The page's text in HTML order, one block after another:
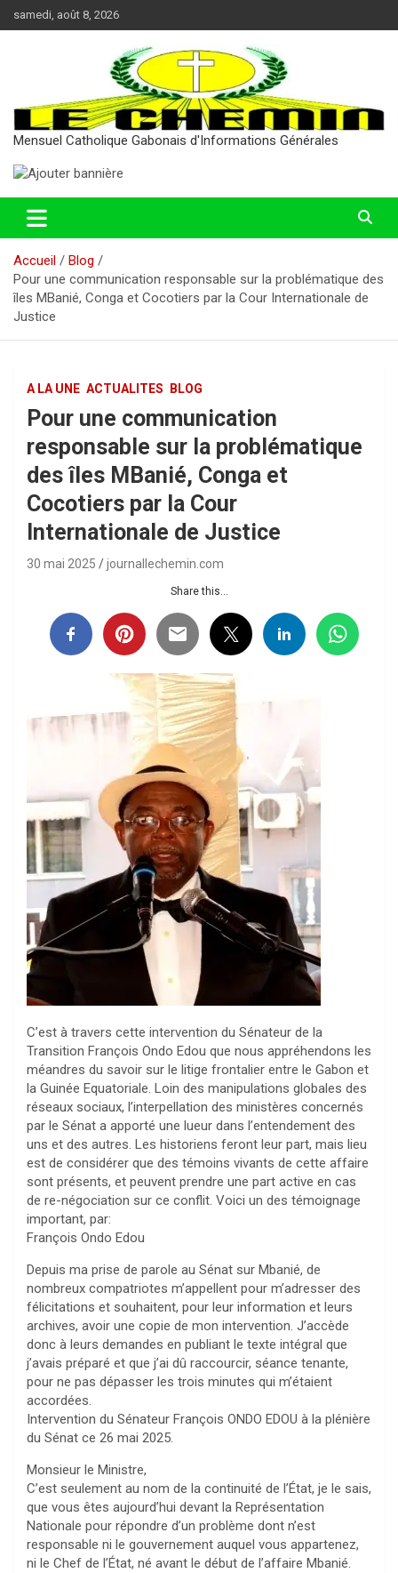
au
samedi, août 8, 2026
Mensuel Catholique Gabonais d'Informations Générales
Accueil
Blog
Pour une communication responsable sur la problématique des
îles MBanié, Conga et Cocotiers par la Cour Internationale de
Justice
A LA UNE ACTUALITES BLOG
Pour une communication
responsable sur la problématique
des îles MBanié, Conga et
Cocotiers par la Cour
Internationale de Justice
30 mai 2025 journallechemin.com
Share this...
C’est à travers cette intervention du Sénateur de la
Transition François Ondo Edou que nous appréhendons les
méandres du savoir sur le litige frontalier entre le Gabon et
la Guinée Equatoriale. Loin des manipulations globales des
réseaux sociaux, l’interpellation des ministères concernés
par le Sénat a apporté une lueur dans l’entendement des
uns et des autres. Les historiens feront leur part, mais lieu
est de considérer que des témoins vivants de cette affaire
sont présents, et peuvent prendre une part active en cas
de re-négociation sur ce conflit. Voici un des témoignage
important, par:
François Ondo Edou
Depuis ma prise de parole au Sénat sur Mbanié, de
nombreux compatriotes m’appellent pour m’adresser des
félicitations et souhaitent, pour leur information et leurs
archives, avoir une copie de mon intervention. J’accède
donc à leurs demandes en publiant le texte intégral que
j’avais préparé et que j’ai dû raccourcir, séance tenante,
pour ne pas dépasser les trois minutes qui m’étaient
accordées.
Intervention du Sénateur François ONDO EDOU à la plénière
du Sénat ce 26 mai 2025.
Monsieur le Ministre,
C’est seulement au nom de la continuité de l’État, je le sais,
que vous êtes aujourd’hui devant la Représentation
Nationale pour répondre d’un problème dont n’est
responsable ni le gouvernement auquel vous appartenez,
ni le Chef de l’État, né avant le début de l’affaire Mbanié.